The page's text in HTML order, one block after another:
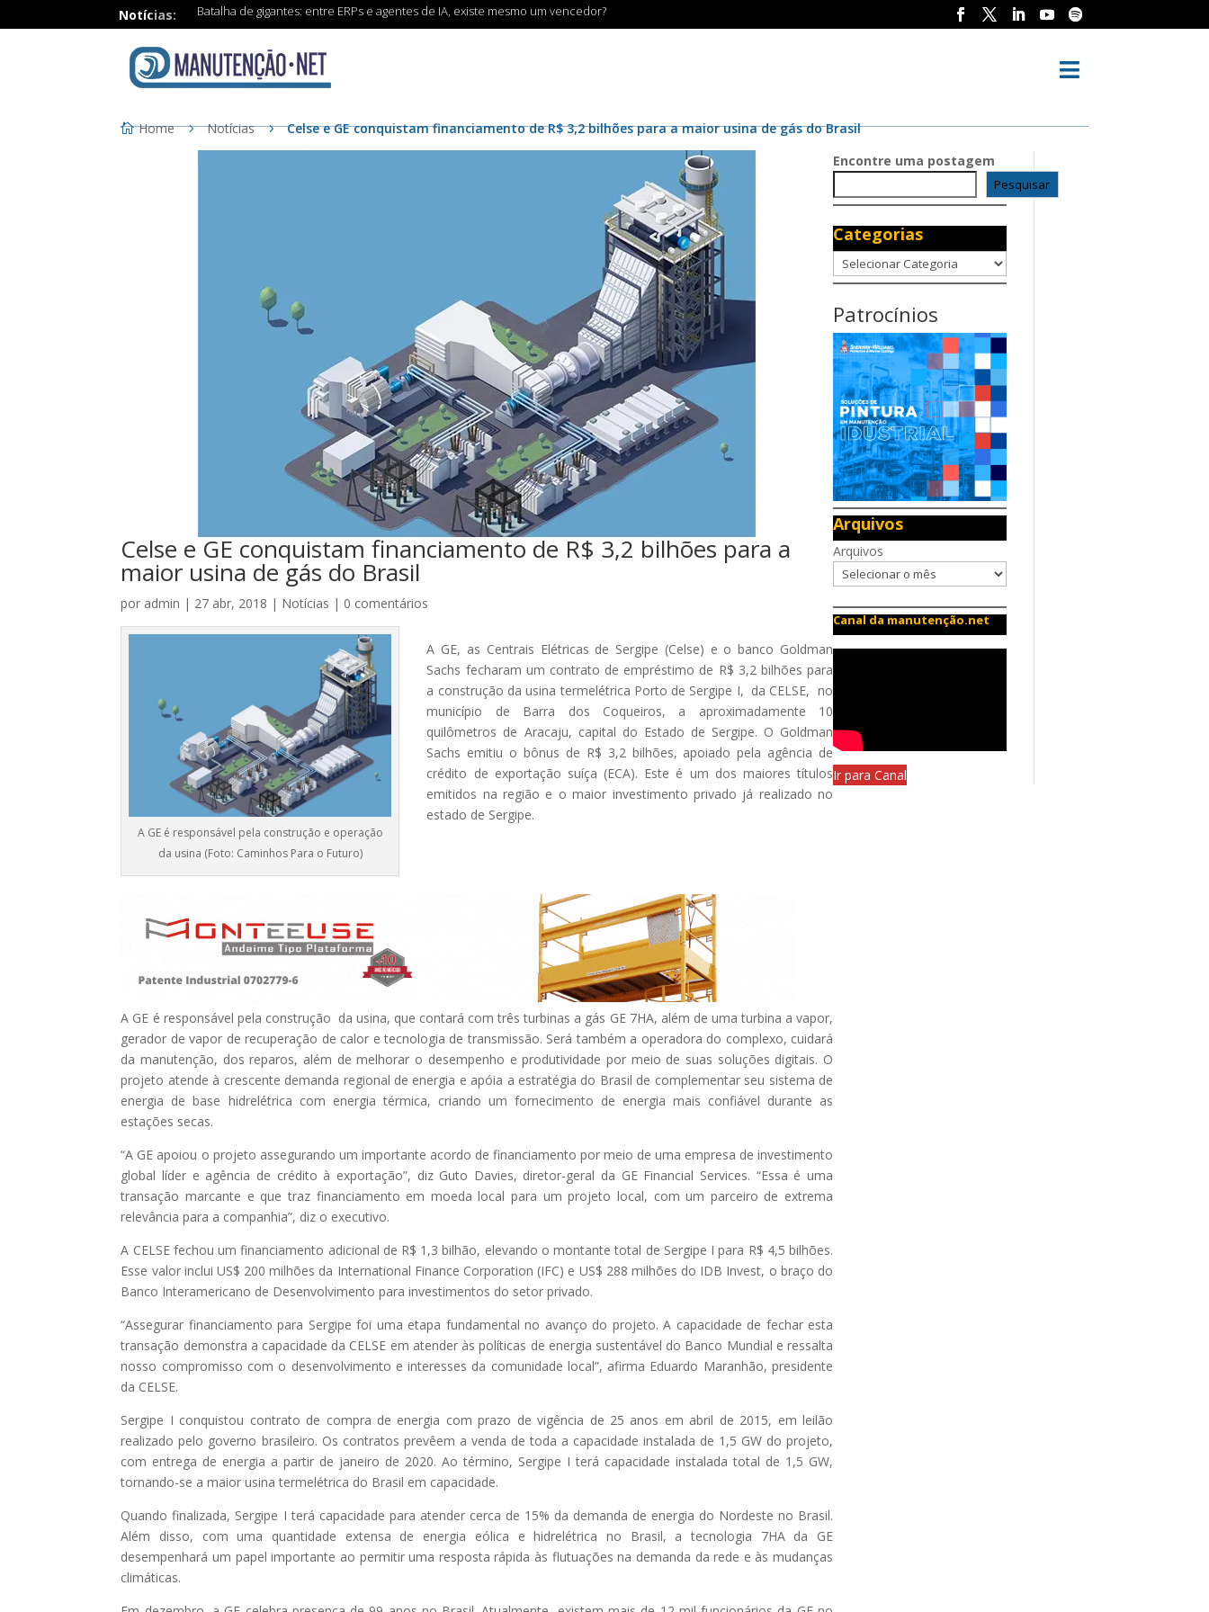
Notícias: Batalha de gigantes: entre ERPs e agentes de IA, existe mesmo um vencedor?

Home Notícias Celse e GE conquistam financiamento de R$ 3,2 bilhões para a maior usina de gás do Brasil
Celse e GE conquistam financiamento de R$ 3,2 bilhões para a
maior usina de gás do Brasil
por admin | 27 abr, 2018 | Notícias | 0 comentários
A GE é responsável pela construção e operação
da usina (Foto: Caminhos Para o Futuro)
A GE, as Centrais Elétricas de Sergipe (Celse) e o banco Goldman
Sachs fecharam um contrato de empréstimo de R$ 3,2 bilhões para
a construção da usina termelétrica Porto de Sergipe I, da CELSE, no
município de Barra dos Coqueiros, a aproximadamente 10
quilômetros de Aracaju, capital do Estado de Sergipe. O Goldman
Sachs emitiu o bônus de R$ 3,2 bilhões, apoiado pela agência de
crédito de exportação suíça (ECA). Este é um dos maiores títulos
emitidos na região e o maior investimento privado já realizado no
estado de Sergipe.
A GE é responsável pela construção da usina, que contará com três turbinas a gás GE 7HA, além de uma turbina a vapor,
gerador de vapor de recuperação de calor e tecnologia de transmissão. Será também a operadora do complexo, cuidará
da manutenção, dos reparos, além de melhorar o desempenho e produtividade por meio de suas soluções digitais. O
projeto atende à crescente demanda regional de energia e apóia a estratégia do Brasil de complementar seu sistema de
energia de base hidrelétrica com energia térmica, criando um fornecimento de energia mais confiável durante as
estações secas.
“A GE apoiou o projeto assegurando um importante acordo de financiamento por meio de uma empresa de investimento
global líder e agência de crédito à exportação”, diz Guto Davies, diretor-geral da GE Financial Services. “Essa é uma
transação marcante e que traz financiamento em moeda local para um projeto local, com um parceiro de extrema
relevância para a companhia”, diz o executivo.
A CELSE fechou um financiamento adicional de R$ 1,3 bilhão, elevando o montante total de Sergipe I para R$ 4,5 bilhões.
Esse valor inclui US$ 200 milhões da International Finance Corporation (IFC) e US$ 288 milhões do IDB Invest, o braço do
Banco Interamericano de Desenvolvimento para investimentos do setor privado.
“Assegurar financiamento para Sergipe foi uma etapa fundamental no avanço do projeto. A capacidade de fechar esta
transação demonstra a capacidade da CELSE em atender às políticas de energia sustentável do Banco Mundial e ressalta
nosso compromisso com o desenvolvimento e interesses da comunidade local”, afirma Eduardo Maranhão, presidente
da CELSE.
Sergipe I conquistou contrato de compra de energia com prazo de vigência de 25 anos em abril de 2015, em leilão
realizado pelo governo brasileiro. Os contratos prevêem a venda de toda a capacidade instalada de 1,5 GW do projeto,
com entrega de energia a partir de janeiro de 2020. Ao término, Sergipe I terá capacidade instalada total de 1,5 GW,
tornando-se a maior usina termelétrica do Brasil em capacidade.
Quando finalizada, Sergipe I terá capacidade para atender cerca de 15% da demanda de energia do Nordeste no Brasil.
Além disso, com uma quantidade extensa de energia eólica e hidrelétrica no Brasil, a tecnologia 7HA da GE
desempenhará um papel importante ao permitir uma resposta rápida às flutuações na demanda da rede e às mudanças
climáticas.
Encontre uma postagem
Pesquisar
Categorias
Categorias
Patrocínios
Arquivos
Arquivos
Canal da manutenção.net
Ir para Canal